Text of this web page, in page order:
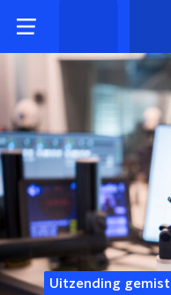
Uitzending gemist